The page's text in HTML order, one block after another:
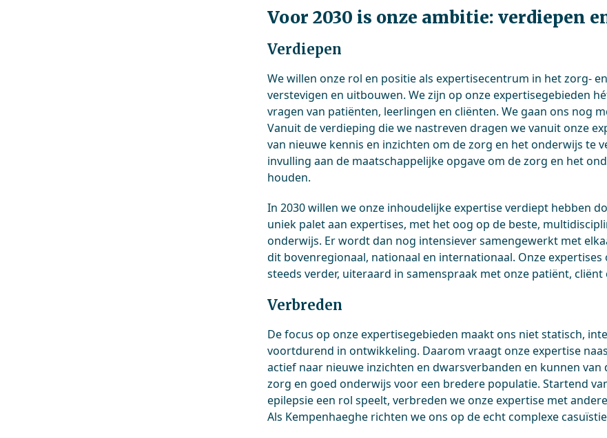
Voor 2030 is onze ambitie: verdiepen
Verdiepen
We willen onze rol en positie als expertisecentrum in het zorg-
verstevigen en uitbouwen. We zijn op onze expertisegebieden
vragen van patiënten, leerlingen en cliënten. We gaan ons nog
Vanuit de verdieping die we nastreven dragen we vanuit onze
van nieuwe kennis en inzichten om de zorg en het onderwijs te
invulling aan de maatschappelijke opgave om de zorg en het
houden.
In 2030 willen we onze inhoudelijke expertise verdiept hebben
uniek palet aan expertises, met het oog op de beste,
onderwijs. Er wordt dan nog intensiever samengewerkt met
dit bovenregionaal, nationaal en internationaal. Onze
steeds verder, uiteraard in samenspraak met onze patiënt, cliënt
Verbreden
De focus op onze expertisegebieden maakt ons niet statisch,
voortdurend in ontwikkeling. Daarom vraagt onze expertise
actief naar nieuwe inzichten en dwarsverbanden en kunnen
zorg en goed onderwijs voor een bredere populatie. Startend
epilepsie een rol speelt, verbreden we onze expertise met
Als Kempenhaeghe richten we ons op de echt complexe